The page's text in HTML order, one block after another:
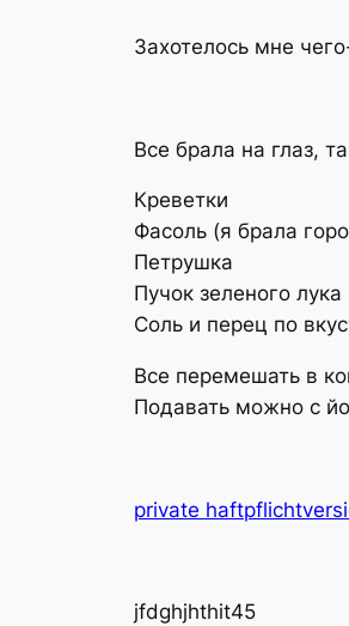
Захотелось мне
Все брала на глаз,
Креветки
Фасоль (я брала
Петрушка
Пучок зеленого лука
Соль и перец по
Все перемешать в
Подавать можно с
private
jfdghjhthit45